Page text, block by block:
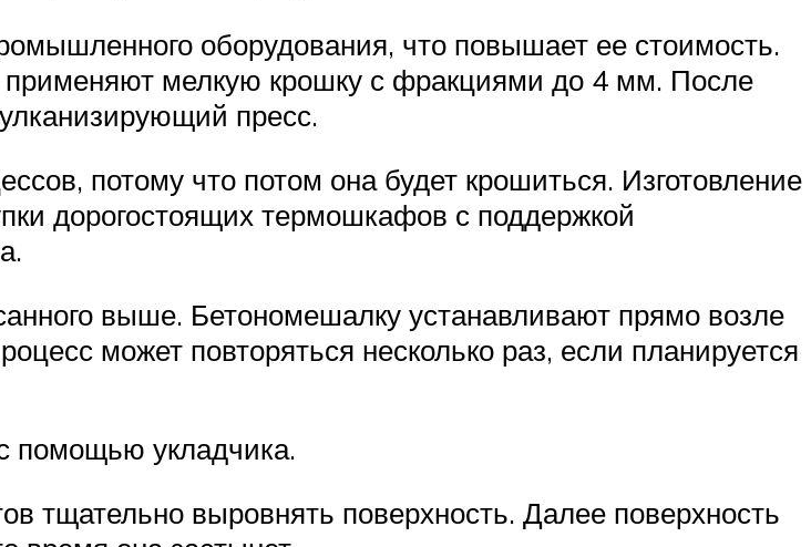
оборудования, что повышает ее стоимость.
применяют мелкую крошку с фракциями до 4 мм. После
пресс.
потому что потом она будет крошиться. Изготовление
дорогостоящих термошкафов с поддержкой
выше. Бетономешалку устанавливают прямо возле
может повторяться несколько раз, если планируется
помощью укладчика.
тщательно выровнять поверхность. Далее поверхность